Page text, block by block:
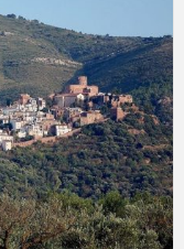
d'Emma Zafon